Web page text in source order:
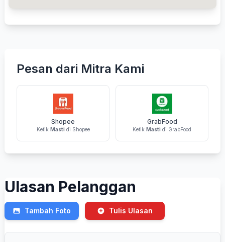
Pesan dari Mitra Kami
Shopee
Ketik Masti di Shopee
GrabFood
Ketik Masti di GrabFood
Ulasan Pelanggan
Tambah Foto Tulis Ulasan